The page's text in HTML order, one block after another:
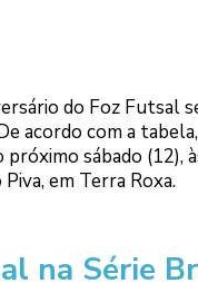
do Foz Futsal
acordo com a
próximo sábado (12),
em Terra Roxa.
na Série